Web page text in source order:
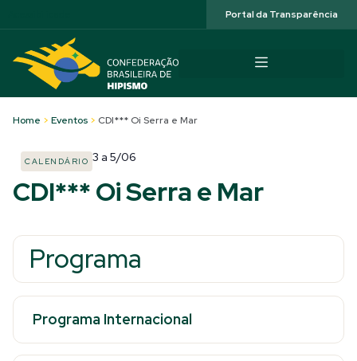
Portal da Transparência
Home > Eventos > CDI*** Oi Serra e Mar
CALENDÁRIO 3 a 5/06
CDI*** Oi Serra e Mar
Programa
Programa Internacional